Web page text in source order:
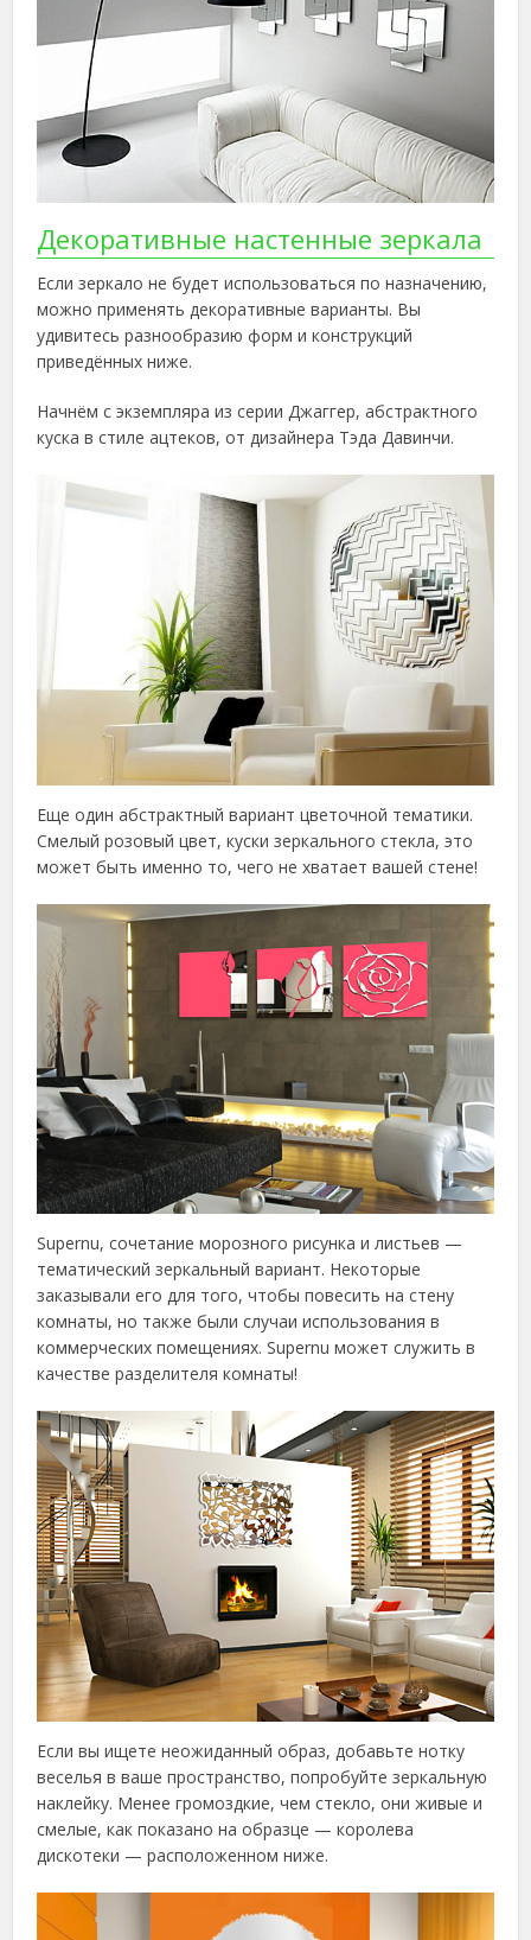
Декоративные настенные зеркала
Если зеркало не будет использоваться по назначению,
можно применять декоративные варианты. Вы
удивитесь разнообразию форм и конструкций
приведённых ниже.
Начнём с экземпляра из серии Джаггер, абстрактного
куска в стиле ацтеков, от дизайнера Тэда Давинчи.
Еще один абстрактный вариант цветочной тематики.
Смелый розовый цвет, куски зеркального стекла, это
может быть именно то, чего не хватает вашей стене!
Supernu, сочетание морозного рисунка и листьев —
тематический зеркальный вариант. Некоторые
заказывали его для того, чтобы повесить на стену
комнаты, но также были случаи использования в
коммерческих помещениях. Supernu может служить в
качестве разделителя комнаты!
Если вы ищете неожиданный образ, добавьте нотку
веселья в ваше пространство, попробуйте зеркальную
наклейку. Менее громоздкие, чем стекло, они живые и
смелые, как показано на образце — королева
дискотеки — расположенном ниже.